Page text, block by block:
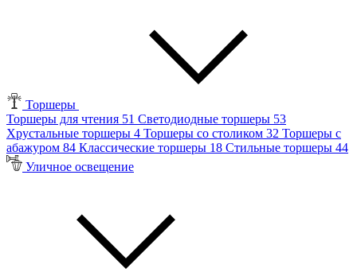
Торшеры
Торшеры для чтения 51 Светодиодные торшеры 53
Хрустальные торшеры 4 Торшеры со столиком 32 Торшеры с
абажуром 84 Классические торшеры 18 Стильные торшеры 44
Уличное освещение